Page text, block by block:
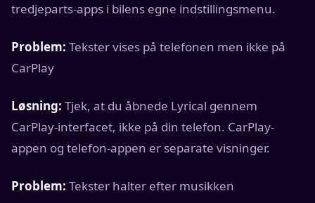
tredjeparts-apps i bilens egne indstillingsmenu.
Problem: Tekster vises på telefonen men ikke på
CarPlay
Løsning: Tjek, at du åbnede Lyrical gennem
CarPlay-interfacet, ikke på din telefon. CarPlay-
appen og telefon-appen er separate visninger.
Problem: Tekster halter efter musikken